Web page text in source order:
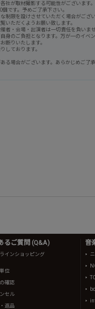
社が取材撮影する可能性がございます
です。予めご了承下さい。
制限を設けさせていただく場合がござ
いただくようお願い致します。
者・会場・出演者は一切責任を負いま
身のご負担となります。万が一のイベ
断りいたします。
しております。
る場合がございます。あらかじめご了
るご質問 (Q&A)
インショッピング
位
確認
セル
返品
音